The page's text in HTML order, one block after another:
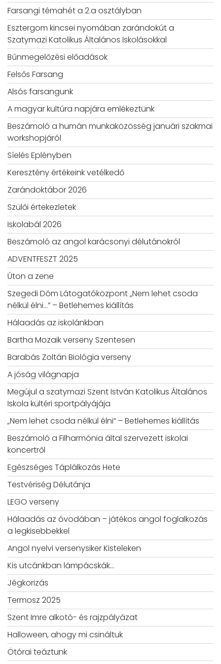
Farsangi témahét a 2.a osztályban
Esztergom kincsei nyomában zarándokút a
Szatymazi Katolikus Általános Iskolásokkal
Bűnmegelőzési előadások
Felsős Farsang
Alsós farsangunk
A magyar kultúra napjára emlékeztünk
Beszámoló a humán munkaközösség januári szakmai
workshopjáról
Síelés Eplényben
Keresztény értékeink vetélkedő
Zarándoktábor 2026
Szülői értekezletek
Iskolabál 2026
Beszámoló az angol karácsonyi délutánokról
ADVENTFESZT 2025
Úton a zene
Szegedi Dóm Látogatóközpont „Nem lehet csoda
nélkül élni…” – Betlehemes kiállítás
Hálaadás az iskolánkban
Bartha Mozaik verseny Szentesen
Barabás Zoltán Biológia verseny
A jóság világnapja
Megújul a szatymazi Szent István Katolikus Általános
Iskola kültéri sportpályájája
„Nem lehet csoda nélkül élni” – Betlehemes kiállítás
Beszámoló a Filharmónia által szervezett iskolai
koncertről
Egészséges Táplálkozás Hete
Testvériség Délutánja
LEGO verseny
Hálaadás az óvodában – játékos angol foglalkozás
a legkisebbekkel
Angol nyelvi versenysiker Kisteleken
Kis utcánkban lámpácskák…
Jégkorizás
Termosz 2025
Szent Imre alkotó- és rajzpályázat
Halloween, ahogy mi csináltuk
Ötórai teáztunk